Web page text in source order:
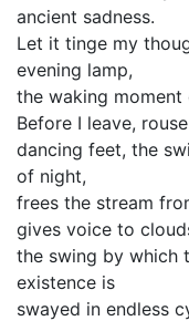
ancient sadness.
Let it tinge my
evening lamp,
the waking
Before I leave,
dancing feet, the
of night,
frees the stream
gives voice to
the swing by which
existence is
swayed in endless